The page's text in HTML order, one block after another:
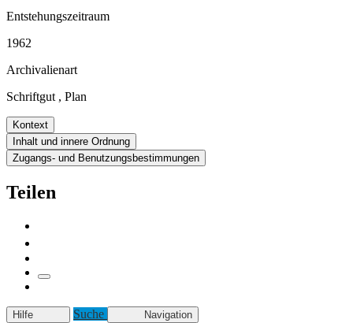
Entstehungszeitraum
1962
Archivalienart
Schriftgut , Plan
Kontext
Inhalt und innere Ordnung
Zugangs- und Benutzungsbestimmungen
Teilen
Hilfe Suche Navigation